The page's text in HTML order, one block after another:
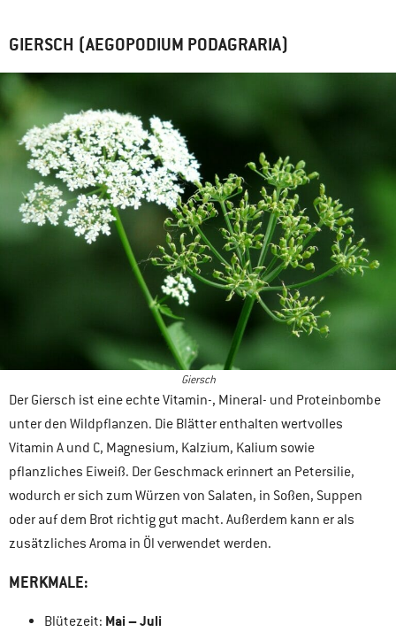
GIERSCH (AEGOPODIUM PODAGRARIA)
Giersch
Der Giersch ist eine echte Vitamin-, Mineral- und Proteinbombe
unter den Wildpflanzen. Die Blätter enthalten wertvolles
Vitamin A und C, Magnesium, Kalzium, Kalium sowie
pflanzliches Eiweiß. Der Geschmack erinnert an Petersilie,
wodurch er sich zum Würzen von Salaten, in Soßen, Suppen
oder auf dem Brot richtig gut macht. Außerdem kann er als
zusätzliches Aroma in Öl verwendet werden.
MERKMALE:
Blütezeit: Mai – Juli